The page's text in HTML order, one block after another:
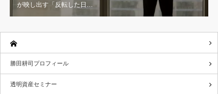
が映し出す「反転した日…
勝田耕司プロフィール
透明資産セミナー